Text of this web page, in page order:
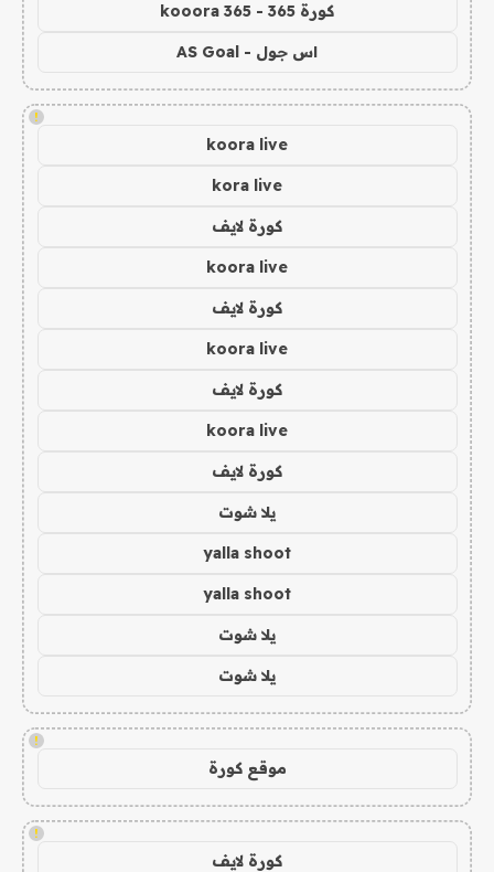
كورة 365 - kooora 365
اس جول - AS Goal
!
koora live
kora live
كورة لايف
koora live
كورة لايف
koora live
كورة لايف
koora live
كورة لايف
يلا شوت
yalla shoot
yalla shoot
يلا شوت
يلا شوت
!
موقع كورة
!
كورة لايف